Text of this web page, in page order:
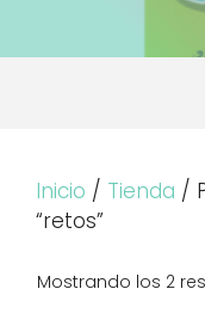
Inicio / Tienda /
“retos”
Mostrando los 2